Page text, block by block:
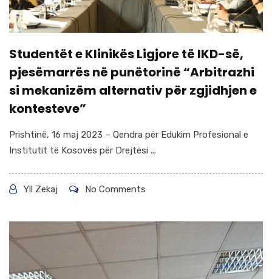
Studentët e Klinikës Ligjore të IKD-së,
pjesëmarrës në punëtorinë “Arbitrazhi
si mekanizëm alternativ për zgjidhjen e
kontesteve”
Prishtinë, 16 maj 2023 – Qendra për Edukim Profesional e
Institutit të Kosovës për Drejtësi ...
Yll Zekaj No Comments